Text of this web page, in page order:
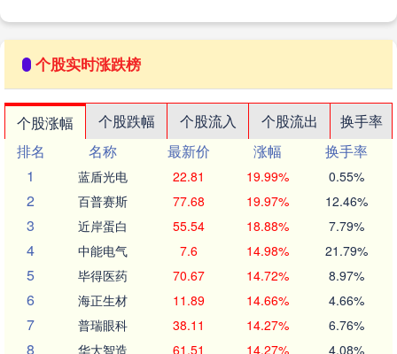
个股实时涨跌榜
个股涨幅 个股跌幅 个股流入 个股流出
换手率
排名
名称 最新价 涨幅
换手率
1
蓝盾光电 22.81 19.99% 0.55%
2 百普赛斯 77.68 19.97% 12.46%
3 近岸蛋白 55.54 18.88% 7.79%
4 中能电气 7.6 14.98% 21.79%
5 毕得医药 70.67 14.72% 8.97%
6 海正生材 11.89 14.66% 4.66%
7 普瑞眼科 38.11 14.27% 6.76%
8 华大智造 61.51 14.27% 4.08%